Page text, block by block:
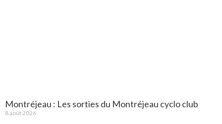
Montréjeau : Les sorties du Montréjeau cyclo club
8 août 2026